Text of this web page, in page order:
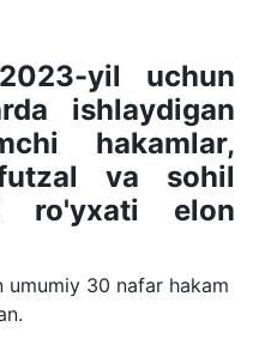
yil uchun
ishlaydigan
hakamlar,
va sohil
ro'yxati elon
30 nafar hakam